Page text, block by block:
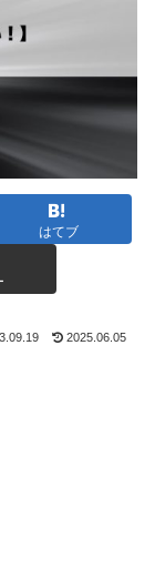
はてブ
2025.06.05